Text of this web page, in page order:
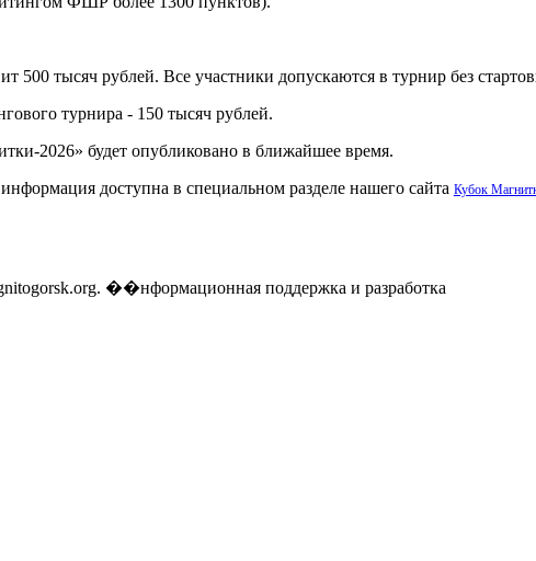
500 тысяч рублей. Все участники допускаются в турнир без
турнира - 150 тысяч рублей.
2026» будет опубликовано в ближайшее время.
доступна в специальном разделе нашего сайта Кубок
��нформационная поддержка и разработка